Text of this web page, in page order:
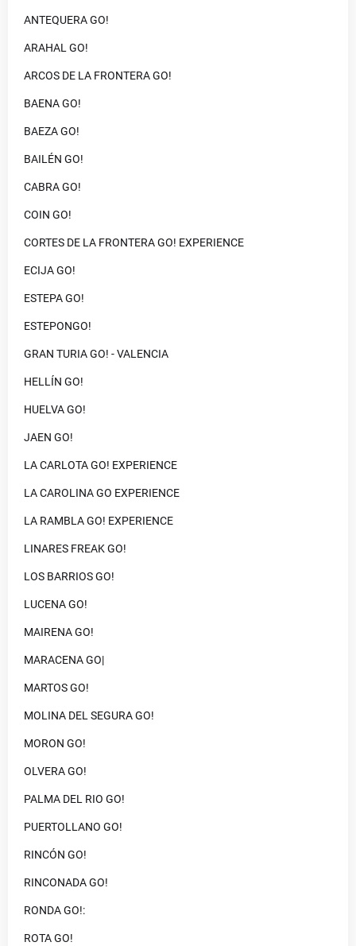
ANTEQUERA GO!
ARAHAL GO!
ARCOS DE LA FRONTERA GO!
BAENA GO!
BAEZA GO!
BAILÉN GO!
CABRA GO!
COIN GO!
CORTES DE LA FRONTERA GO! EXPERIENCE
ECIJA GO!
ESTEPA GO!
ESTEPONGO!
GRAN TURIA GO! - VALENCIA
HELLÍN GO!
HUELVA GO!
JAEN GO!
LA CARLOTA GO! EXPERIENCE
LA CAROLINA GO EXPERIENCE
LA RAMBLA GO! EXPERIENCE
LINARES FREAK GO!
LOS BARRIOS GO!
LUCENA GO!
MAIRENA GO!
MARACENA GO|
MARTOS GO!
MOLINA DEL SEGURA GO!
MORON GO!
OLVERA GO!
PALMA DEL RIO GO!
PUERTOLLANO GO!
RINCÓN GO!
RINCONADA GO!
RONDA GO!:
ROTA GO!